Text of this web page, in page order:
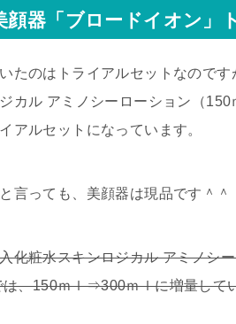
顔器「ブロードイオン」
たのはトライアルセットなので
カル アミノシーローション（
アルセットになっています。
言っても、美顔器は現品です＾＾
化粧水スキンロジカル アミノシ
は、150ｍｌ⇒300ｍｌに増量して